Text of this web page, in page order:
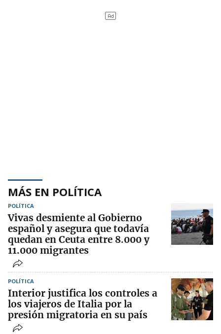
MÁS EN POLÍTICA
POLÍTICA
Vivas desmiente al Gobierno
español y asegura que todavía
quedan en Ceuta entre 8.000 y
11.000 migrantes
POLÍTICA
Interior justifica los controles a
los viajeros de Italia por la
presión migratoria en su país